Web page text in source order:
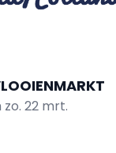
22 mrt.